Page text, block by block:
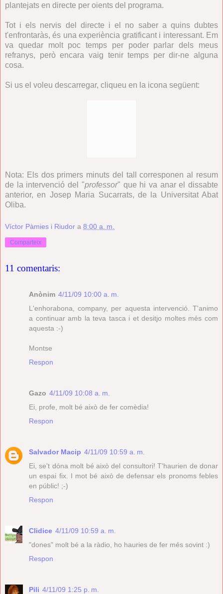
plantejats en directe per oients del programa.
Tot i els nervis del directe i el no saber a quins dubtes
t'enfrontaràs, és una experiència gratificant i interessant. Em
va quedar molt poc temps per poder parlar dels meus
refranys, però encara vaig tenir temps per dir-ne alguna
cosa.
Si us el voleu descarregar, cliqueu en la icona següent:
Nota: Els dos primers minuts del tall corresponen al resum
de la intervenció del "professor" que hi va anar el dissabte
anterior, en Josep Maria Sucarrats, de la Universitat Abat
Oliba.
Víctor Pàmies i Riudor a 8:00 a. m.
Comparteix
11 comentaris:
Anònim 4/11/09 10:00 a. m.
L'enhorabona, company, per aquesta intervenció. T'animo
a continuar amb la teva tasca i et desitjo moltes més com
aquesta :-)
Montse
Respon
Gazo 4/11/09 10:08 a. m.
Ei, profe, molt bé això de fer comèdia!
Respon
Salvador Macip 4/11/09 10:59 a. m.
Ei, se't dóna molt bé això del consultori! T'haurien de donar
un espai fix. I mot bé això de defensar els pronoms febles
en públic! ;-)
Respon
Clidice 4/11/09 10:59 a. m.
"dones" molt bé a la ràdio, ho hauries de fer més sovint :)
Respon
Pili 4/11/09 1:25 p. m.